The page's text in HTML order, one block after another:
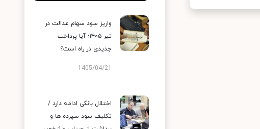
واریز سود سهام عدالت در
تیر ۱۴۰۵؛ آیا پرداخت
جدیدی در راه است؟
1405/04/21
اختلال بانکی ادامه دارد /
تکلیف سود سپرده ها و